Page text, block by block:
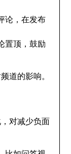
论，在发布
置顶，鼓励
道的影响。
对减少负面